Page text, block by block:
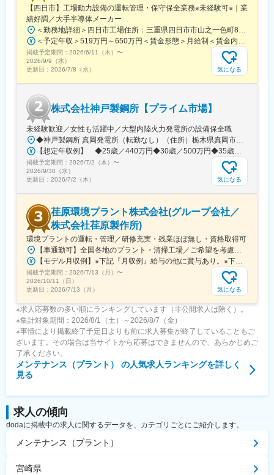
・工事終了後の現場確認
・退社(17:00前後)
■キャリアパス：
▼1～3年後
入社後は、経験やスキルに応じた教育・OJTを通じて業務理解を
深めていただきます。段階的に担当業務や責任範囲を広げながら
▼3～5年後
専門性や業務経験を積み重ねながら、より高度な業務に挑戦して
いただくことを期待しています。また、ご本人のキャリア志向や
希望も踏まえ、地区間（大分・延岡）でのローテーションを通じ
て経験の幅を広げていただく可能性もあります。
変更の範囲：会社の定める業務
【四日市】工場動力設備の運転管理・保守保全業務※未経験可※｜業
績好調／大手半導体メーカー
＜勤務地詳細＞四日市工場住所：三重県四日市市山之一色町800番地 勤務地最寄駅：近鉄線／富田駅受動喫煙対策：屋内全面禁煙変更の範囲：会社の定める事業所（リモートワーク含む）
＜予定年収＞519万円～650万円＜賃金形態＞月給制＜賃金内訳＞月額（基本給）：282,800円～320,000円＜月給＞282,800円～320,000円＜昇給有無＞有＜残業手当＞有＜給与補足＞■上記金額は21歳（独身のモデル賃金）です。経験・能力を考慮し決定されます。■昇給年1回、賞与年2回（7月、12月）賃金はあくまでも目安の金額であり、選考を通じて上下する可能性があります。月給(月額)は固定手当を含めた表記です。
掲載予定期間： 2026/6/11（木） 〜
2026/9/9（水）
更新日： 2026/7/8（水） 気になる
株式会社神戸製鋼所【プライム市場】
未経験歓迎／女性も活躍中／大型内陸火力発電所の設備保全職
◆神戸製鋼所 真岡発電所（転勤なし）（住所）栃木県真岡市鬼怒ケ丘1-12-1（アクセス）◆真岡鉄道「真岡駅」より車で15分◆JR「石橋駅」より車で20～30分◆JR「宇都宮駅」より車で30～40分★U・Iターン歓迎 ★引越費用全額負担★独身寮（自己負担：月1万数千円）、借上げ社宅（自己負担：月2万数千円）制度あり★マイカー通勤可（独身寮からは徒歩通勤になります）
【想定年収例】 ◆25歳／440万円◆30歳／500万円◆35歳／530万円
掲載予定期間： 2026/7/2（木） 〜
2026/9/30（水）
更新日： 2026/7/2（木） 気になる
荏原環境プラント株式会社(グループ会社／
株式会社荏原製作所)
環境プラントの運転・管理／研修充実・残業ほぼ無し・資格取得可
【車通勤可】全国各地のプラント・清掃工場／ご希望を考慮します！※受動喫煙対策：あり＜北海道・東北＞北海道／青森県／秋田県／岩手県／山形県／福島県＜関東＞東京都／神奈川県／千葉県／群馬県／埼玉県／栃木県／山梨県＜東海＞愛知県／静岡県／三重県／岐阜県＜北信越＞新潟県／長野県／石川県／福井県＜関西＞滋賀県／京都府／大阪府／和歌山県＜中国・四国＞岡山県／山口県／香川県／愛媛県／高知県／徳島県＜九州・沖縄＞佐賀県／沖縄県
【モデル月収例】※下記『月収例』給与の他に賞与あり。※下記『月収例』には、公的資格・家族・役職手当を含む。＜班長クラス＞月収例：434,800円＋通勤手当、深夜業手当、残業代等⇒年齢30代後半／資格（2級ボイラー技士、第2種電気工事士）保有／配偶者、お子様（2名）扶養の場合＜所長クラス＞月収例：617,200円＋通勤手当、深夜業手当、残業代等⇒年齢40代後半／資格（2級ボイラー技士、第2種電気工事士）保有／配偶者、お子様（2名）扶養の場合【月給】月給246,050円～378,000円※残業代は全額支給します。
掲載予定期間： 2026/7/13（月） 〜
2026/10/11（日）
更新日： 2026/7/13（月） 気になる
※求人応募数の多い順にランキングしています（非公開求人は除く）。
※集計対象期間：2026/8/1（土）～2026/8/7（金）
※事情により掲載終了予定日よりも前に求人募集が終了していることもご
ざいます。その場合は当サイトから応募はできませんので、あらかじめご
了承ください。
メンテナンス（プラント） の人気求人ランキングを詳しく
見る
求人の傾向
dodaに掲載中の求人に関するデータを、カテゴリごとにご紹介します。
メンテナンス（プラント）
宮崎県